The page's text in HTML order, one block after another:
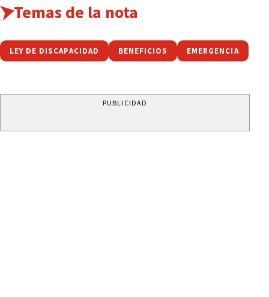
Temas de la nota
LEY DE DISCAPACIDAD BENEFICIOS EMERGENCIA
PUBLICIDAD